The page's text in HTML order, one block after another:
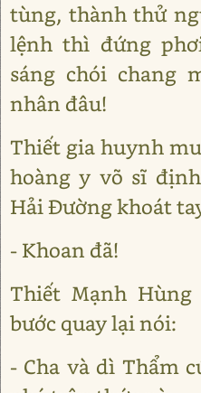
tùng, thành thử
lệnh thì đứng
sáng chói chang
nhân đâu!
Thiết gia huynh
hoàng y võ sĩ
Hải Đường khoát
- Khoan đã!
Thiết Mạnh
bước quay lại nói:
- Cha và dì Thẩm